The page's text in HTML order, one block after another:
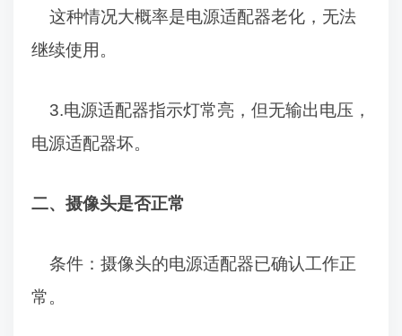
这种情况大概率是电源适配器老化，无法
继续使用。
3.电源适配器指示灯常亮，但无输出电压，
电源适配器坏。
二、摄像头是否正常
条件：摄像头的电源适配器已确认工作正
常。